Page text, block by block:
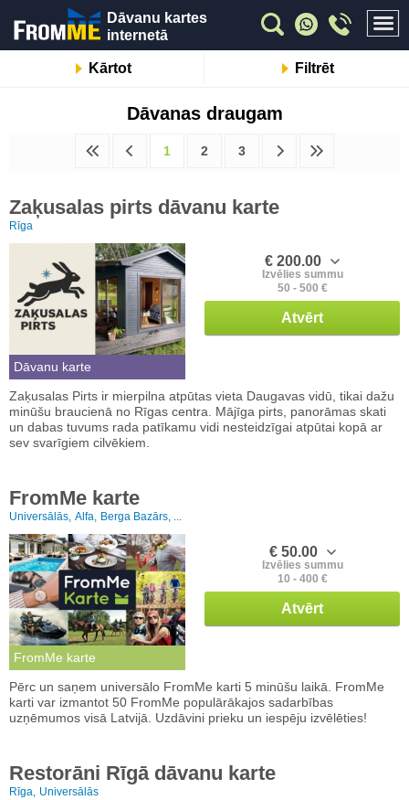
Dāvanu kartes
internetā
Kārtot Filtrēt
Dāvanas draugam
1 2 3
Zaķusalas pirts dāvanu karte
Rīga
Dāvanu karte
€ 200.00
Izvēlies summu
50 - 500 €
Atvērt
Zaķusalas Pirts ir mierpilna atpūtas vieta Daugavas vidū, tikai dažu
minūšu braucienā no Rīgas centra. Mājīga pirts, panorāmas skati
un dabas tuvums rada patīkamu vidi nesteidzīgai atpūtai kopā ar
sev svarīgiem cilvēkiem.
FromMe karte
Universālās, Alfa, Berga Bazārs, ...
FromMe karte
€ 50.00
Izvēlies summu
10 - 400 €
Atvērt
Pērc un saņem universālo FromMe karti 5 minūšu laikā. FromMe
karti var izmantot 50 FromMe populārākajos sadarbības
uzņēmumos visā Latvijā. Uzdāvini prieku un iespēju izvēlēties!
Restorāni Rīgā dāvanu karte
Rīga, Universālās